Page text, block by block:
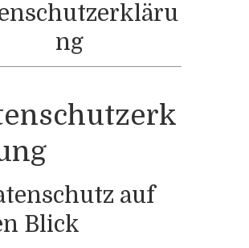
ng
auf
Blick